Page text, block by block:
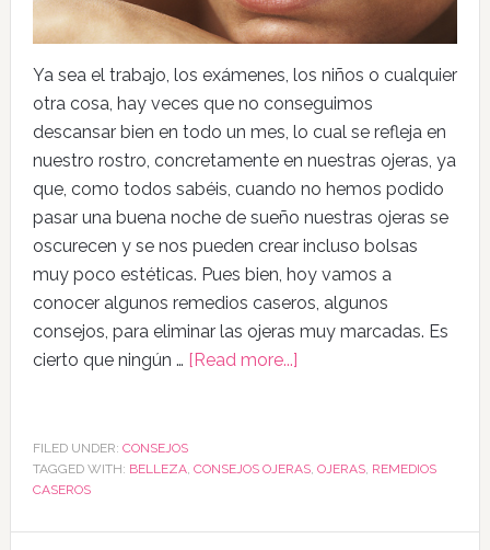
Ya sea el trabajo, los exámenes, los niños o cualquier
otra cosa, hay veces que no conseguimos
descansar bien en todo un mes, lo cual se refleja en
nuestro rostro, concretamente en nuestras ojeras, ya
que, como todos sabéis, cuando no hemos podido
pasar una buena noche de sueño nuestras ojeras se
oscurecen y se nos pueden crear incluso bolsas
muy poco estéticas. Pues bien, hoy vamos a
conocer algunos remedios caseros, algunos
consejos, para eliminar las ojeras muy marcadas. Es
cierto que ningún … [Read more...]
FILED UNDER: CONSEJOS
TAGGED WITH: BELLEZA, CONSEJOS OJERAS, OJERAS, REMEDIOS
CASEROS